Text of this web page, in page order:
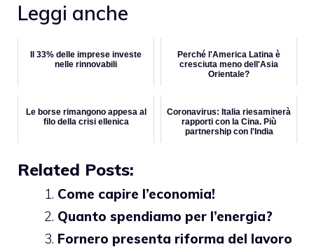
Leggi anche
Il 33% delle imprese investe
nelle rinnovabili
Perché l'America Latina è
cresciuta meno dell'Asia
Orientale?
Le borse rimangono appesa al
filo della crisi ellenica
Coronavirus: Italia riesaminerà
rapporti con la Cina. Più
partnership con l'India
Related Posts:
Come capire l’economia!
Quanto spendiamo per l’energia?
Fornero presenta riforma del lavoro